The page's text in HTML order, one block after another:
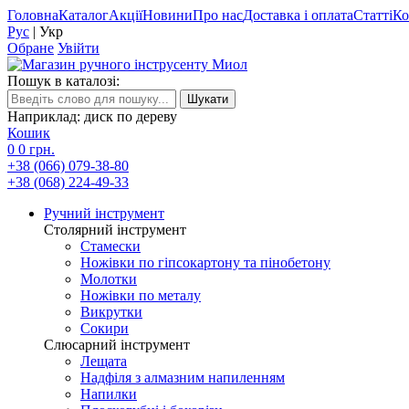
ГоловнаКаталогАкціїНовиниПро насДоставка і оплатаСтатті
Рус | Укр
Обране Увійти
Пошук в каталозі:
Наприклад: диск по дереву
Кошик
0 0 грн.
+38 (066) 079-38-80
+38 (068) 224-49-33
Ручний інструмент
Столярний інструмент
Стамески
Ножівки по гіпсокартону та пінобетону
Молотки
Ножівки по металу
Викрутки
Сокири
Слюсарний інструмент
Лещата
Надфіля з алмазним напиленням
Напилки